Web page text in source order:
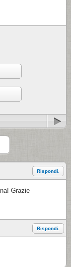
Rispondi.
Grazie
Rispondi.